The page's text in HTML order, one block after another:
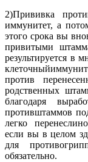
2)Прививка
иммунитет, а
этого срока вы
привитыми
результируется в
против
родственных
благодаря
противштаммов
легко
если вы в целом
для
обязательно.